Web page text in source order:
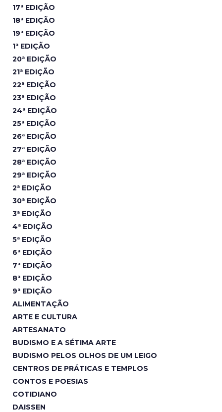
17ª EDIÇÃO
18ª EDIÇÃO
19ª EDIÇÃO
1ª EDIÇÃO
20ª EDIÇÃO
21ª EDIÇÃO
22ª EDIÇÃO
23ª EDIÇÃO
24ª EDIÇÃO
25ª EDIÇÃO
26ª EDIÇÃO
27ª EDIÇÃO
28ª EDIÇÃO
29ª EDIÇÃO
2ª EDIÇÃO
30ª EDIÇÃO
3ª EDIÇÃO
4ª EDIÇÃO
5ª EDIÇÃO
6ª EDIÇÃO
7ª EDIÇÃO
8ª EDIÇÃO
9ª EDIÇÃO
ALIMENTAÇÃO
ARTE E CULTURA
ARTESANATO
BUDISMO E A SÉTIMA ARTE
BUDISMO PELOS OLHOS DE UM LEIGO
CENTROS DE PRÁTICAS E TEMPLOS
CONTOS E POESIAS
COTIDIANO
DAISSEN